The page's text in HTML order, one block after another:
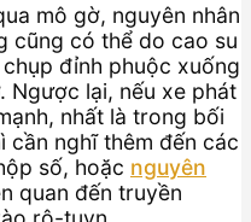
mô gờ, nguyên nhân
cũng có thể do cao su
đỉnh phuộc xuống
Ngược lại, nếu xe phát
nhất là trong bối
cần nghĩ thêm đến các
số, hoặc nguyên
quan đến truyền